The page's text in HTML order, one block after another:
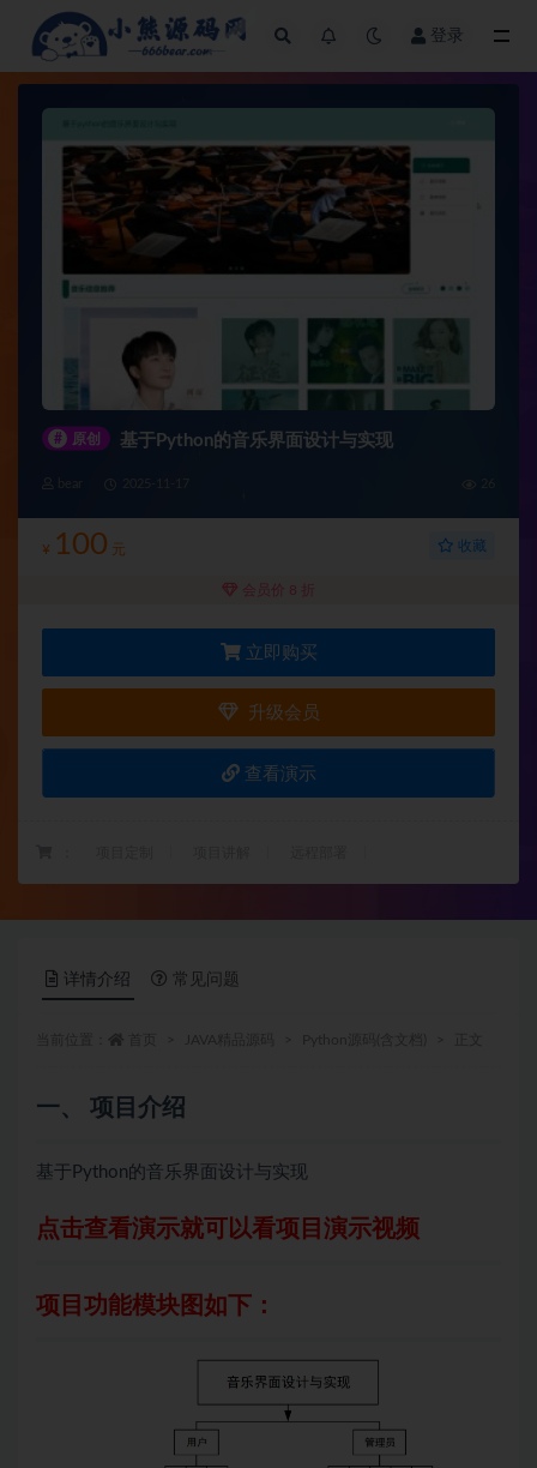
登录
# 原创 基于Python的音乐界面设计与实现
¥ 100 元 收藏
会员价 8 折
立即购买
升级会员
查看演示
详情介绍 常见问题
一、 项目介绍
基于Python的音乐界面设计与实现
点击查看演示就可以看项目演示视频
项目功能模块图如下：